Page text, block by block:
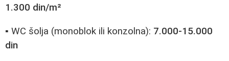
1.300 din/m²
▪ WC šolja (monoblok ili konzolna): 7.000-15.000
din